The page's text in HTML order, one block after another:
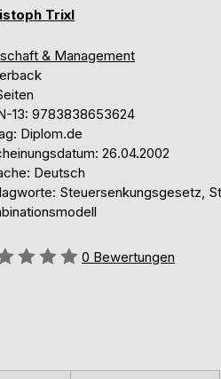
Trixl
& Management
13: 9783838653624
Diplom.de
26.04.2002
Deutsch
Steuersenkungsgesetz,
0 Bewertungen